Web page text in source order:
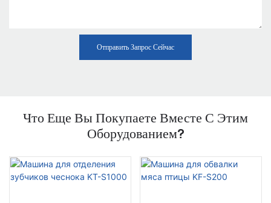
Отправить Запрос Сейчас
Что Еще Вы Покупаете Вместе С Этим
Оборудованием?